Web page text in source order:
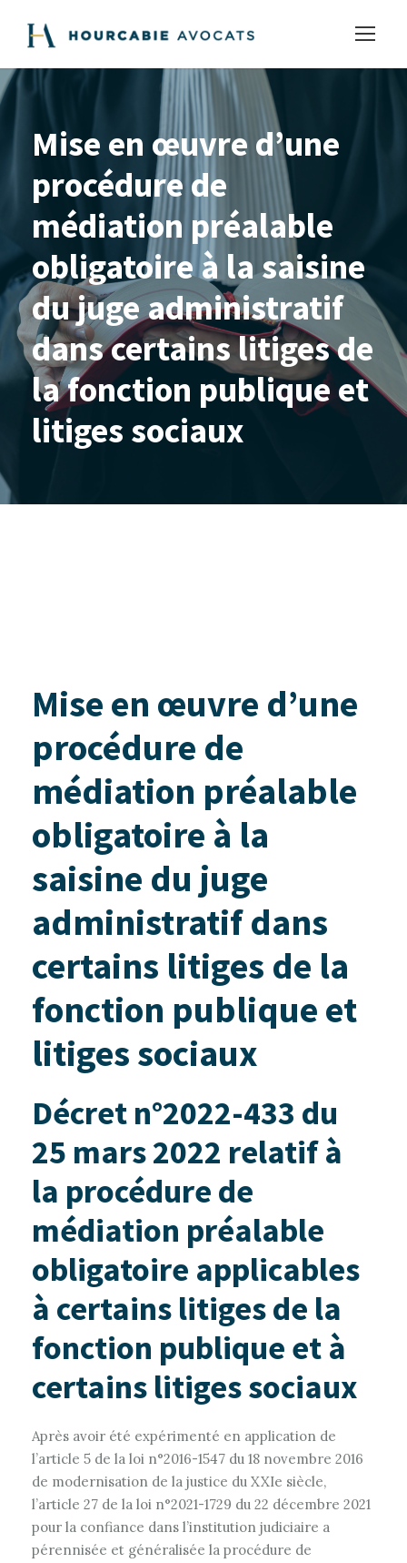
Mise en œuvre d’une
procédure de
médiation préalable
obligatoire à la saisine
du juge administratif
dans certains litiges de
la fonction publique et
litiges sociaux
Mise en œuvre d’une
procédure de
médiation préalable
obligatoire à la
saisine du juge
administratif dans
certains litiges de la
fonction publique et
litiges sociaux
Décret n°2022-433 du
25 mars 2022 relatif à
la procédure de
médiation préalable
obligatoire applicables
à certains litiges de la
fonction publique et à
certains litiges sociaux
Après avoir été expérimenté en application de
l’article 5 de la loi n°2016-1547 du 18 novembre 2016
de modernisation de la justice du XXIe siècle,
l’article 27 de la loi n°2021-1729 du 22 décembre 2021
pour la confiance dans l’institution judiciaire a
pérennisée et généralisée la procédure de